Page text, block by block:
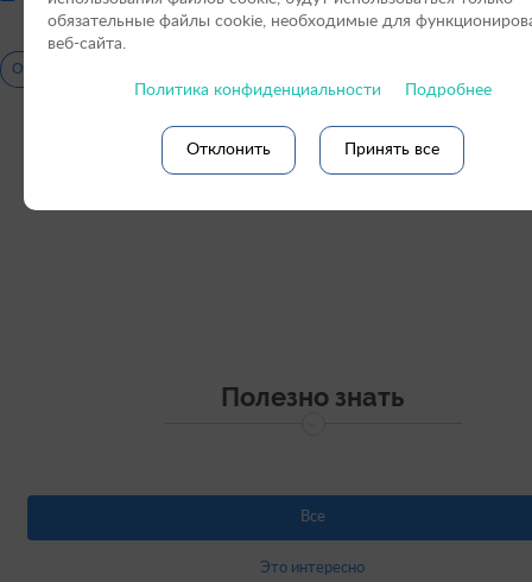
пользовательского соглашения
Отправить
Полезно знать
Все
Это интересно
обязательные файлы cookie, необходимые для
веб-сайта.
Политика конфиденциальности Подробнее
Отклонить Принять все